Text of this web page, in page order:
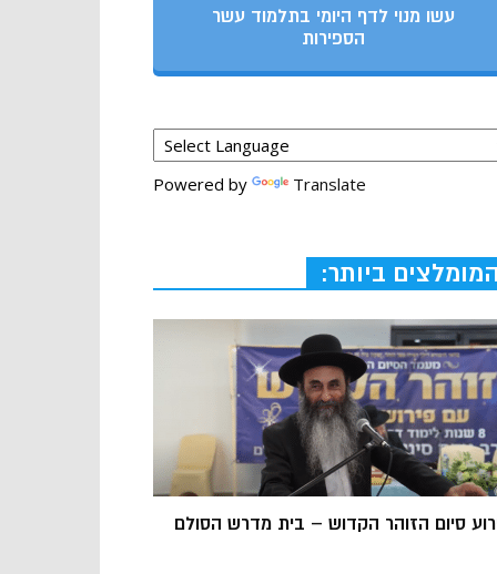
עשו מנוי לדף היומי בתלמוד עשר
הספירות
Powered by Translate
המומלצים ביותר:
סיום הזוהר הקדוש – בית מדרש הסולם